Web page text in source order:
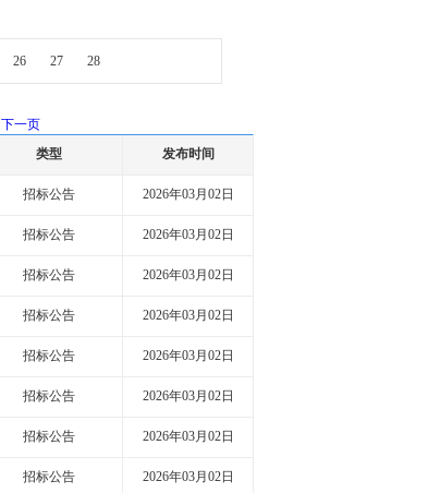
26 27 28
下一页
类型 发布时间
招标公告 2026年03月02日
招标公告 2026年03月02日
招标公告 2026年03月02日
招标公告 2026年03月02日
招标公告 2026年03月02日
招标公告 2026年03月02日
招标公告 2026年03月02日
招标公告 2026年03月02日